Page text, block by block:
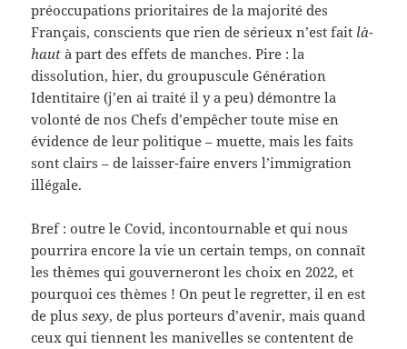
préoccupations prioritaires de la majorité des
Français, conscients que rien de sérieux n’est fait là-
haut à part des effets de manches. Pire : la
dissolution, hier, du groupuscule Génération
Identitaire (j’en ai traité il y a peu) démontre la
volonté de nos Chefs d’empêcher toute mise en
évidence de leur politique – muette, mais les faits
sont clairs – de laisser-faire envers l’immigration
illégale.
Bref : outre le Covid, incontournable et qui nous
pourrira encore la vie un certain temps, on connaît
les thèmes qui gouverneront les choix en 2022, et
pourquoi ces thèmes ! On peut le regretter, il en est
de plussexy, de plus porteurs d’avenir, mais quand
ceux qui tiennent les manivelles se contentent de